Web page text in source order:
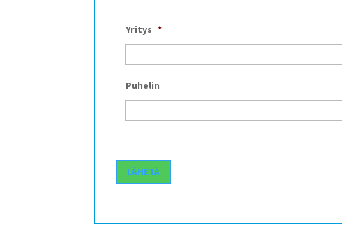
Yritys *
Puhelin